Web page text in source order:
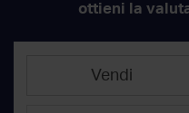
ottieni la
Vendi